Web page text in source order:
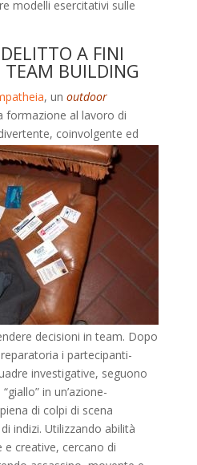
modelli esercitativi sulle
A FINI
TEAM BUILDING
, un outdoor
formazione al lavoro di
coinvolgente ed
decisioni in team. Dopo
i partecipanti-
investigative, seguono
in un’azione-
di colpi di scena
indizi. Utilizzando abilità
creative, cercano di